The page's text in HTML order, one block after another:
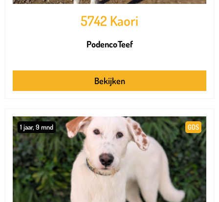
5742 Kaori
PodencoTeef
Bekijken
GDS
1 jaar, 9 mnd